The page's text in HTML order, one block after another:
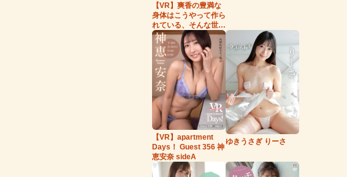
【VR】爽香の豊満な
身体はこうやって作ら
れている、そんな世
界。
【VR】apartment
Days！ Guest 356 神
恵安奈 sideA
ゆきうさぎ りーさ